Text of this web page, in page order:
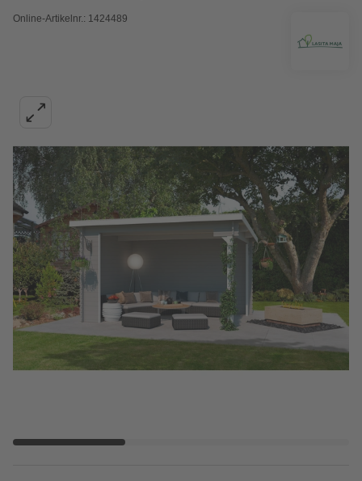
Online-Artikelnr.: 1424489